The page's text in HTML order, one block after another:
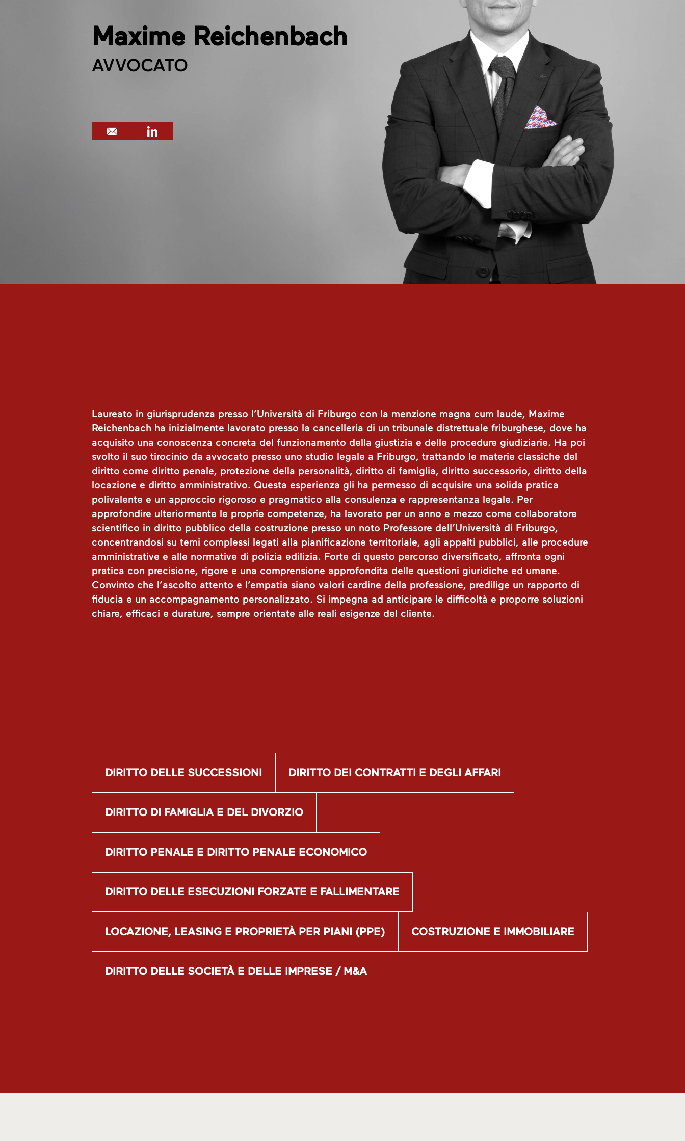
Maxime Reichenbach
AVVOCATO
Laureato in giurisprudenza presso l’Università di Friburgo con la menzione magna cum laude, Maxime
Reichenbach ha inizialmente lavorato presso la cancelleria di un tribunale distrettuale friburghese, dove ha
acquisito una conoscenza concreta del funzionamento della giustizia e delle procedure giudiziarie. Ha poi
svolto il suo tirocinio da avvocato presso uno studio legale a Friburgo, trattando le materie classiche del
diritto come diritto penale, protezione della personalità, diritto di famiglia, diritto successorio, diritto della
locazione e diritto amministrativo. Questa esperienza gli ha permesso di acquisire una solida pratica
polivalente e un approccio rigoroso e pragmatico alla consulenza e rappresentanza legale. Per
approfondire ulteriormente le proprie competenze, ha lavorato per un anno e mezzo come collaboratore
scientifico in diritto pubblico della costruzione presso un noto Professore dell’Università di Friburgo,
concentrandosi su temi complessi legati alla pianificazione territoriale, agli appalti pubblici, alle procedure
amministrative e alle normative di polizia edilizia. Forte di questo percorso diversificato, affronta ogni
pratica con precisione, rigore e una comprensione approfondita delle questioni giuridiche ed umane.
Convinto che l’ascolto attento e l’empatia siano valori cardine della professione, predilige un rapporto di
fiducia e un accompagnamento personalizzato. Si impegna ad anticipare le difficoltà e proporre soluzioni
chiare, efficaci e durature, sempre orientate alle reali esigenze del cliente.
DIRITTO DELLE SUCCESSIONI DIRITTO DEI CONTRATTI E DEGLI AFFARI
DIRITTO DI FAMIGLIA E DEL DIVORZIO
DIRITTO PENALE E DIRITTO PENALE ECONOMICO
DIRITTO DELLE ESECUZIONI FORZATE E FALLIMENTARE
LOCAZIONE, LEASING E PROPRIETÀ PER PIANI (PPE) COSTRUZIONE E IMMOBILIARE
DIRITTO DELLE SOCIETÀ E DELLE IMPRESE / M&A